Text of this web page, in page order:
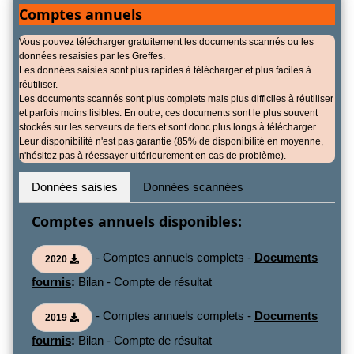
Comptes annuels
Vous pouvez télécharger gratuitement les documents scannés ou les
données resaisies par les Greffes.
Les données saisies sont plus rapides à télécharger et plus faciles à
réutiliser.
Les documents scannés sont plus complets mais plus difficiles à réutiliser
et parfois moins lisibles. En outre, ces documents sont le plus souvent
stockés sur les serveurs de tiers et sont donc plus longs à télécharger.
Leur disponibilité n'est pas garantie (85% de disponibilité en moyenne,
n'hésitez pas à réessayer ultérieurement en cas de problème).
Données saisies Données scannées
Comptes annuels disponibles:
2020 - Comptes annuels complets - Documents
fournis: Bilan - Compte de résultat
2019 - Comptes annuels complets - Documents
fournis: Bilan - Compte de résultat